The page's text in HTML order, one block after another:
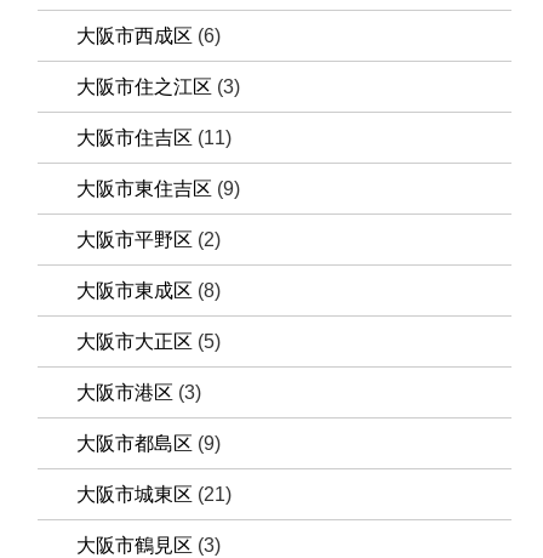
大阪市西成区 (6)
大阪市住之江区 (3)
大阪市住吉区 (11)
大阪市東住吉区 (9)
大阪市平野区 (2)
大阪市東成区 (8)
大阪市大正区 (5)
大阪市港区 (3)
大阪市都島区 (9)
大阪市城東区 (21)
大阪市鶴見区 (3)